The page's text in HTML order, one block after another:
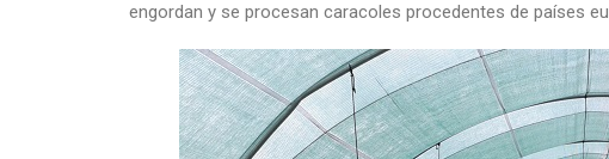
engordan y se procesan caracoles procedentes de países